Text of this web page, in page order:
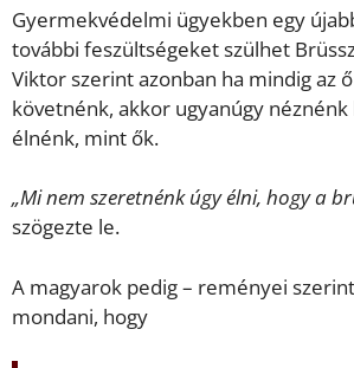
Gyermekvédelmi ügyekben egy
további feszültségeket szülhet
Viktor szerint azonban ha mindig az
követnénk, akkor ugyanúgy néznénk
élnénk, mint ők.
„Mi nem szeretnénk úgy élni, hogy a
szögezte le.
A magyarok pedig – reményei
mondani, hogy